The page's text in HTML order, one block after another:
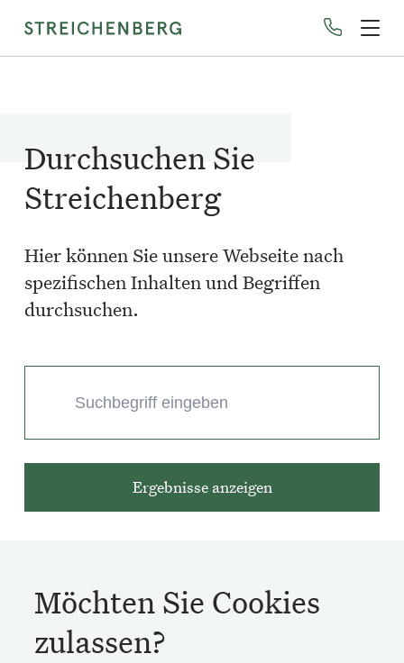
zum
Inhalt
Durchsuchen Sie
Streichenberg
Hier können Sie unsere Webseite nach
spezifischen Inhalten und Begriffen
durchsuchen.
Möchten Sie Cookies
zulassen?